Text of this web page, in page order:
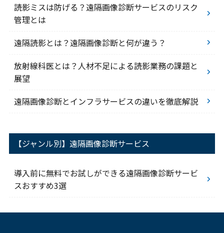
読影ミスは防げる？遠隔画像診断サービスのリスク
管理とは
遠隔読影とは？遠隔画像診断と何が違う？
放射線科医とは？人材不足による読影業務の課題と
展望
遠隔画像診断とインフラサービスの違いを徹底解説
【ジャンル別】遠隔画像診断サービス
導入前に無料でお試しができる遠隔画像診断サービ
スおすすめ3選